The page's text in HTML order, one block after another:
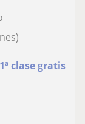
1ª clase gratis